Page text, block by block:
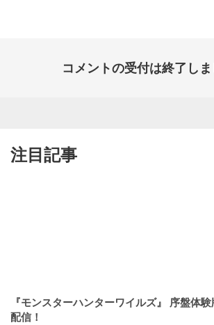
コメントの受付は終了しま
注目記事
『モンスターハンターワイルズ』 序盤体験
配信！